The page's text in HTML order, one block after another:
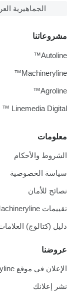
الجماهيرية
معلومات
الشروط والأحكام
سياسة الخصوصية
نصائح للأمان
تقييمات Machineryline
دليل (كتالوج)
عروضنا
الإعلان في موقع Machineryline.
نشر إعلانك
مشروعاتنا
Autoline™
Machineryline™
Agroline™
Linemedia Digital ™